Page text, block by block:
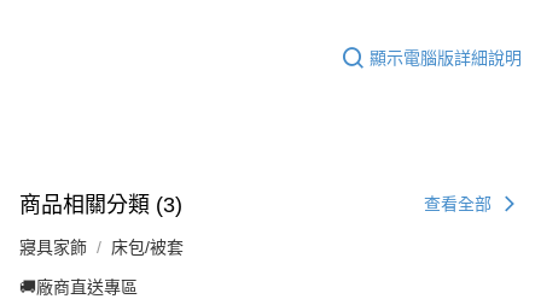
顯示電腦版詳細說明
商品相關分類 (3) 查看全部
寢具家飾 床包/被套
🚚廠商直送專區